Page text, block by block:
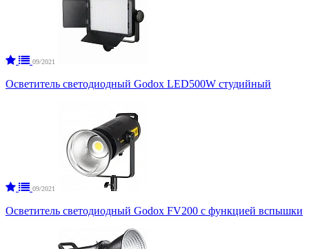
09/2021
Осветитель светодиодный Godox LED500W студийный
09/2021
Осветитель светодиодный Godox FV200 с функцией вспышки